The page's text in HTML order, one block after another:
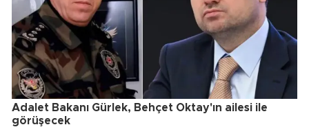
Adalet Bakanı Gürlek, Behçet Oktay'ın ailesi ile
görüşecek